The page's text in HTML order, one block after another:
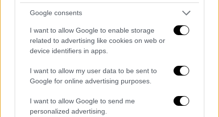
Google consents
I want to allow Google to enable storage
related to advertising like cookies on web or
device identifiers in apps.
I want to allow my user data to be sent to
Google for online advertising purposes.
I want to allow Google to send me
personalized advertising.
Τριάντα οκτώ άνθρωποι στο έδαφος, κυρίως
γιατροί, φοιτητές ιατρικής και μέλη των